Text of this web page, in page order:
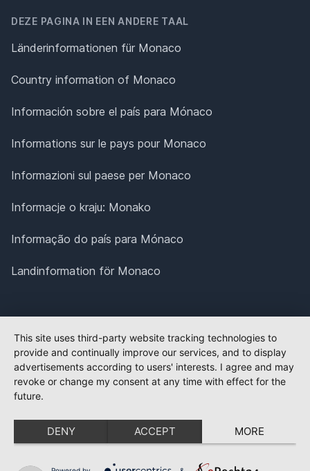
DEZE PAGINA IN EEN ANDERE TAAL
Länderinformationen für Monaco
Country information of Monaco
Información sobre el país para Mónaco
Informations sur le pays pour Monaco
Informazioni sul paese per Monaco
Informacje o kraju: Monako
Informação do país para Mónaco
Landinformation för Monaco
This site uses third-party website tracking technologies to
provide and continually improve our services, and to display
advertisements according to users' interests. I agree and may
revoke or change my consent at any time with effect for the
future.
DENY ACCEPT MORE